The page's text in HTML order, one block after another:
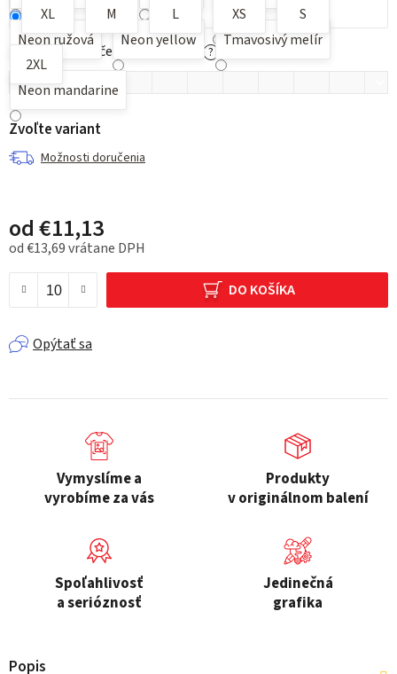
Neon ružová Neon yellow Tmavosivý melír
Neon mandarine
XL
M L XS S
2XL
Možnosť potlače pre nacenenie ?
Zvoľte variant
Možnosti doručenia
od€11,13
od€13,69vrátane DPH
DO KOŠÍKA
Opýtať sa
Vymyslíme a
vyrobíme za vás
Produkty
v originálnom balení
Spoľahlivosť
a serióznosť
Jedinečná
grafika
Popis